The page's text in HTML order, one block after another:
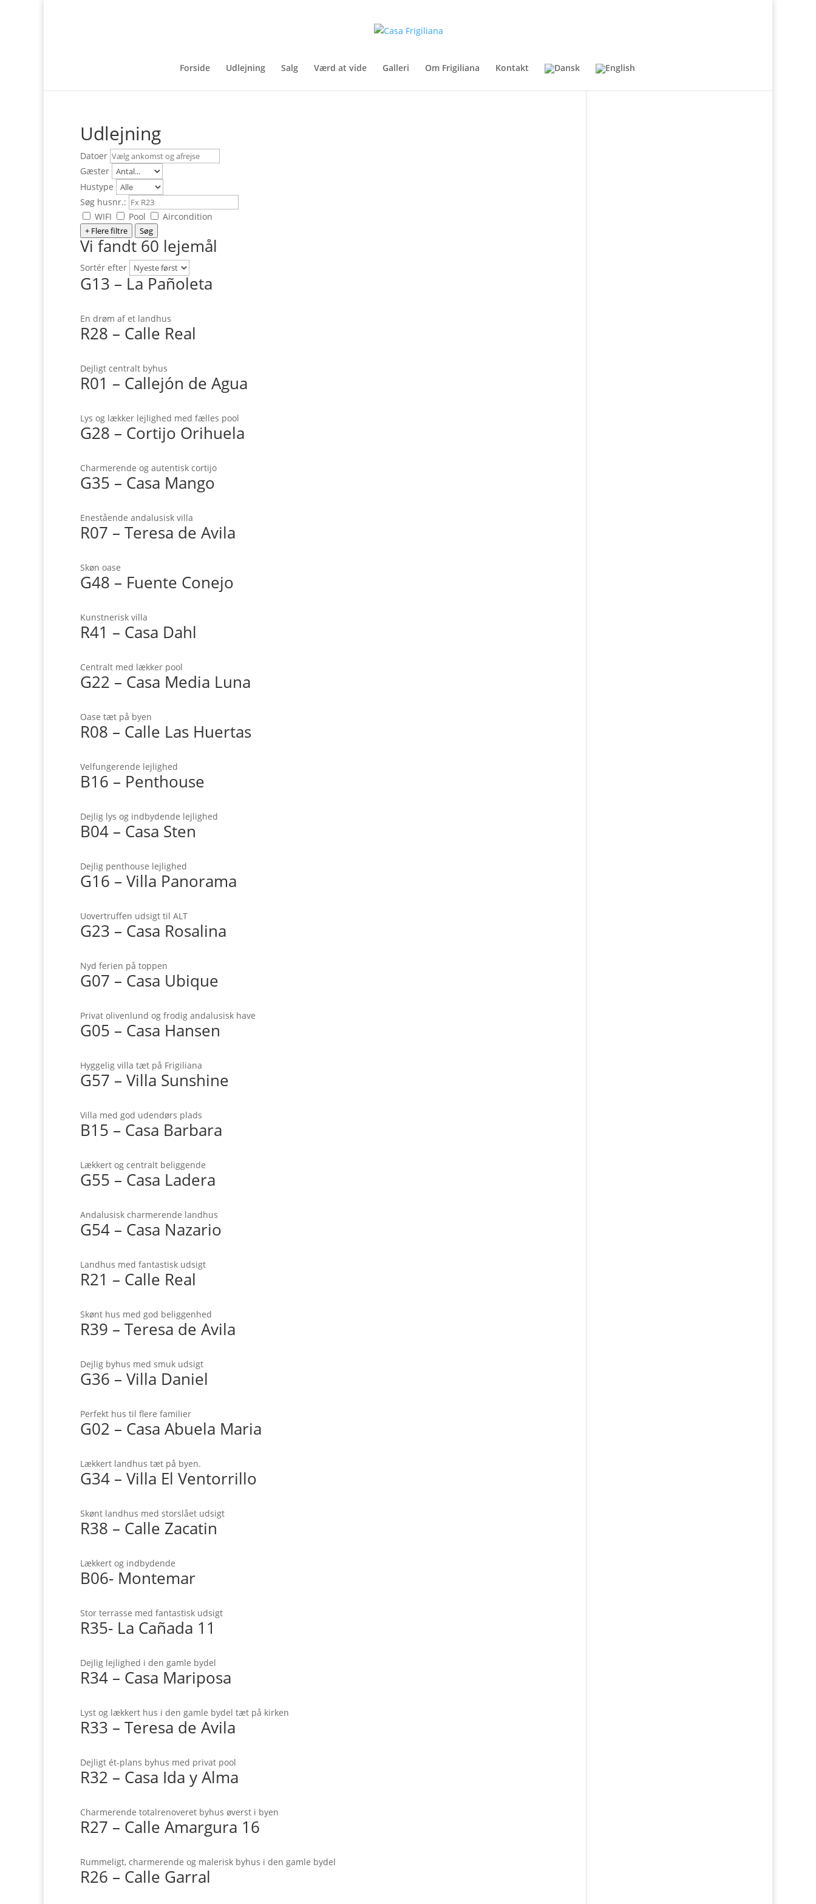
Forside Udlejning Salg Værd at vide Galleri Om Frigiliana Kontakt
Udlejning
Datoer
Gæster
Hustype
Søg husnr.:
WIFI
Pool Aircondition
+ Flere filtre Søg
Vi fandt 60 lejemål
Sortér efter
G13 – La Pañoleta
En drøm af et landhus
R28 – Calle Real
Dejligt centralt byhus
R01 – Callejón de Agua
Lys og lækker lejlighed med fælles pool
G28 – Cortijo Orihuela
Charmerende og autentisk cortijo
G35 – Casa Mango
Enestående andalusisk villa
R07 – Teresa de Avila
Skøn oase
G48 – Fuente Conejo
Kunstnerisk villa
R41 – Casa Dahl
Centralt med lækker pool
G22 – Casa Media Luna
Oase tæt på byen
R08 – Calle Las Huertas
Velfungerende lejlighed
B16 – Penthouse
Dejlig lys og indbydende lejlighed
B04 – Casa Sten
Dejlig penthouse lejlighed
G16 – Villa Panorama
Uovertruffen udsigt til ALT
G23 – Casa Rosalina
Nyd ferien på toppen
G07 – Casa Ubique
Privat olivenlund og frodig andalusisk have
G05 – Casa Hansen
Hyggelig villa tæt på Frigiliana
G57 – Villa Sunshine
Villa med god udendørs plads
B15 – Casa Barbara
Lækkert og centralt beliggende
G55 – Casa Ladera
Andalusisk charmerende landhus
G54 – Casa Nazario
Landhus med fantastisk udsigt
R21 – Calle Real
Skønt hus med god beliggenhed
R39 – Teresa de Avila
Dejlig byhus med smuk udsigt
G36 – Villa Daniel
Perfekt hus til flere familier
G02 – Casa Abuela Maria
Lækkert landhus tæt på byen.
G34 – Villa El Ventorrillo
Skønt landhus med storslået udsigt
R38 – Calle Zacatin
Lækkert og indbydende
B06- Montemar
Stor terrasse med fantastisk udsigt
R35- La Cañada 11
Dejlig lejlighed i den gamle bydel
R34 – Casa Mariposa
Lyst og lækkert hus i den gamle bydel tæt på kirken
R33 – Teresa de Avila
Dejligt ét-plans byhus med privat pool
R32 – Casa Ida y Alma
Charmerende totalrenoveret byhus øverst i byen
R27 – Calle Amargura 16
Rummeligt, charmerende og malerisk byhus i den gamle bydel
R26 – Calle Garral